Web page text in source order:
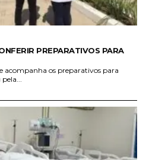
PREPARATIVOS PARA
acompanha os preparativos para